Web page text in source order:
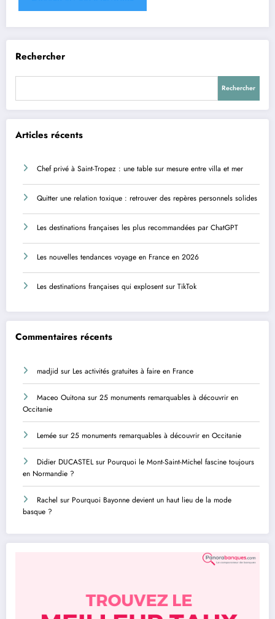
Rechercher
Rechercher
Articles récents
Chef privé à Saint-Tropez : une table sur mesure entre villa et mer
Quitter une relation toxique : retrouver des repères personnels solides
Les destinations françaises les plus recommandées par ChatGPT
Les nouvelles tendances voyage en France en 2026
Les destinations françaises qui explosent sur TikTok
Commentaires récents
madjid sur Les activités gratuites à faire en France
Maceo Ouitona sur 25 monuments remarquables à découvrir en
Occitanie
Lemée sur 25 monuments remarquables à découvrir en Occitanie
Didier DUCASTELsur Pourquoi le Mont-Saint-Michel fascine toujours
en Normandie ?
Rachel sur Pourquoi Bayonne devient un haut lieu de la mode
basque ?